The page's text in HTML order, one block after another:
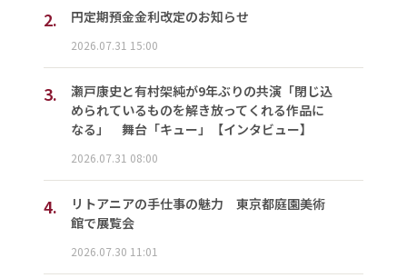
2. 円定期預金金利改定のお知らせ
2026.07.31 15:00
3.
瀬戸康史と有村架純が9年ぶりの共演「閉じ込
められているものを解き放ってくれる作品に
なる」 舞台「キュー」【インタビュー】
2026.07.31 08:00
4.
リトアニアの手仕事の魅力 東京都庭園美術
館で展覧会
2026.07.30 11:01